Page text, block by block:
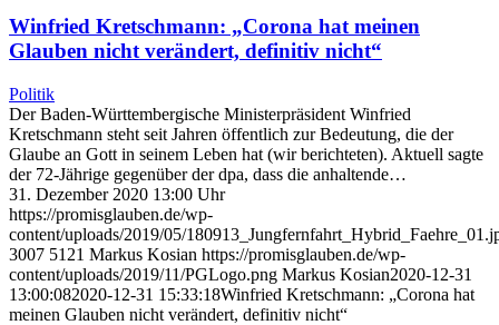
Winfried Kretschmann: „Corona hat meinen
Glauben nicht verändert, definitiv nicht“
Politik
Der Baden-Württembergische Ministerpräsident Winfried
Kretschmann steht seit Jahren öffentlich zur Bedeutung, die der
Glaube an Gott in seinem Leben hat (wir berichteten). Aktuell sagte
der 72-Jährige gegenüber der dpa, dass die anhaltende…
31. Dezember 2020 13:00 Uhr
https://promisglauben.de/wp-
content/uploads/2019/05/
3007 5121 Markus Kosian https://promisglauben.de/wp-
content/uploads/2019/11/PGLogo.png Markus Kosian2020-12-31
13:00:082020-12-31 15:33:18Winfried Kretschmann: „Corona hat
meinen Glauben nicht verändert, definitiv nicht“